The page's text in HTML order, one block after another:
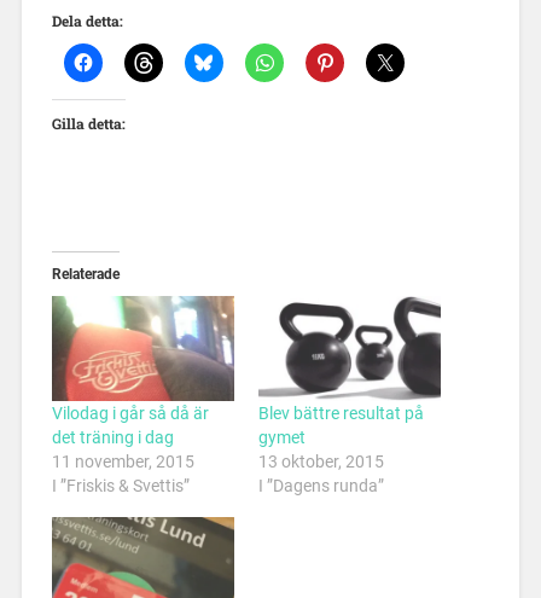
Dela detta:
Gilla detta:
Relaterade
Vilodag i går så då är
det träning i dag
11 november, 2015
I ”Friskis & Svettis”
Blev bättre resultat på
gymet
13 oktober, 2015
I ”Dagens runda”